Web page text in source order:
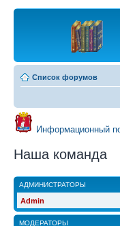
Список форумов
Информационный
Наша команда
АДМИНИСТРАТОРЫ
Admin
МОДЕРАТОРЫ